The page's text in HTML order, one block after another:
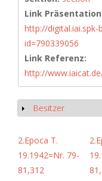
Link
http://digital.iai.spk-
id=790339056
Link Referenz:
http://
Show
Besitzer
2.Epoca T.
19.1942=Nr. 79-
81,312